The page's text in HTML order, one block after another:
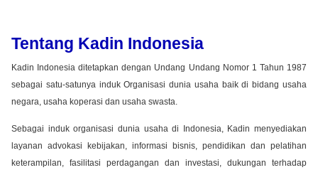
Tentang Kadin Indonesia
Kadin Indonesia ditetapkan dengan Undang Undang Nomor 1 Tahun 1987
sebagai satu-satunya induk Organisasi dunia usaha baik di bidang usaha
negara, usaha koperasi dan usaha swasta.
Sebagai induk organisasi dunia usaha di Indonesia, Kadin menyediakan
layanan advokasi kebijakan, informasi bisnis, pendidikan dan pelatihan
keterampilan, fasilitasi perdagangan dan investasi, dukungan terhadap